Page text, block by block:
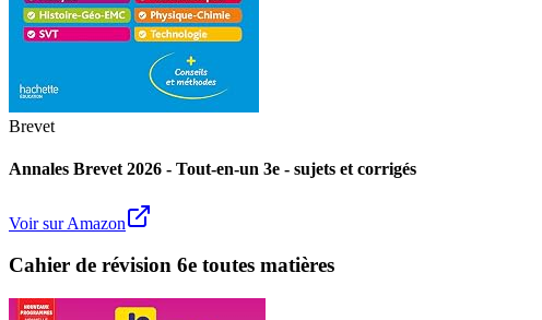
Brevet
Annales Brevet 2026 - Tout-en-un 3e - sujets et corrigés
Voir sur Amazon
Cahier de révision 6e toutes matières